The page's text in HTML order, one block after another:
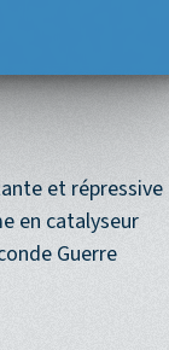
et répressive
en catalyseur
Guerre